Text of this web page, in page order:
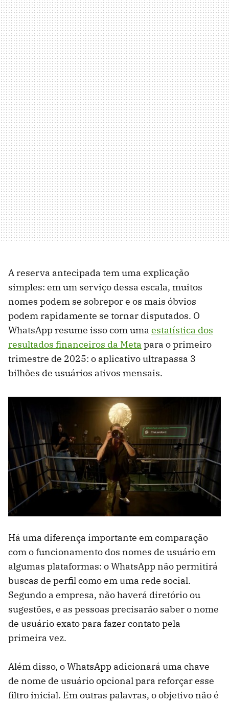
A reserva antecipada tem uma explicação
simples: em um serviço dessa escala, muitos
nomes podem se sobrepor e os mais óbvios
podem rapidamente se tornar disputados. O
WhatsApp resume isso com uma estatística dos
resultados financeiros da Meta para o primeiro
trimestre de 2025: o aplicativo ultrapassa 3
bilhões de usuários ativos mensais.
Há uma diferença importante em comparação
com o funcionamento dos nomes de usuário em
algumas plataformas: o WhatsApp não permitirá
buscas de perfil como em uma rede social.
Segundo a empresa, não haverá diretório ou
sugestões, e as pessoas precisarão saber o nome
de usuário exato para fazer contato pela
primeira vez.
Além disso, o WhatsApp adicionará uma chave
de nome de usuário opcional para reforçar esse
filtro inicial. Em outras palavras, o objetivo não é